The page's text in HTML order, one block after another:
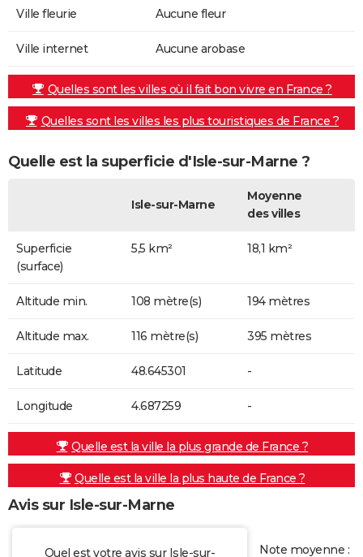
Ville fleurie Aucune fleur
Ville internet Aucune arobase
Quelles sont les villes où il fait bon vivre en France ?
Quelles sont les villes les plus touristiques de France ?
Quelle est la superficie d'Isle-sur-Marne ?
Isle-sur-Marne
Moyenne
des villes
Superficie
(surface)
5,5 km² 18,1 km²
Altitude min. 108 mètre(s) 194 mètres
Altitude max. 116 mètre(s) 395 mètres
Latitude 48.645301 -
Longitude 4.687259 -
Quelle est la ville la plus grande de France ?
Quelle est la ville la plus haute de France ?
Avis sur Isle-sur-Marne
Quel est votre avis sur Isle-sur- Note moyenne :